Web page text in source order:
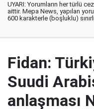
UYARI: Yorumların her türlü
aittir. Mepa News, yapılan
600 karakterle (boşluklu)
Fidan:
Suudi
anlaşması